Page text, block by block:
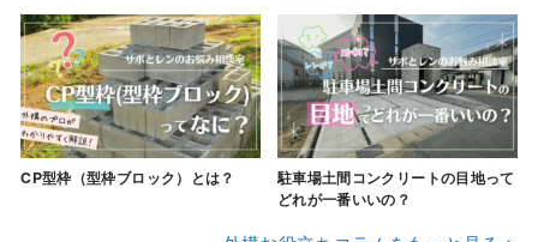
CP型枠（型枠ブロック）とは？
駐車場土間コンクリートの目地って
どれが一番いいの？